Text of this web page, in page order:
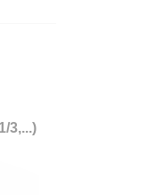
3,...)